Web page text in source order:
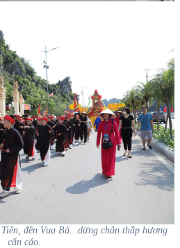
đền Vua Bà…dừng chân thắp hương
cẩn cáo.